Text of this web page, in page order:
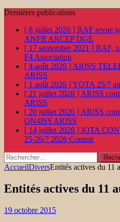
Dernières publications
[ 8 juillet 2026 ] RAF revue
ANFR ARCEP DGE
[ 17 septembre 2021 ] RAF,
F4 Association
[ 4 août 2026 ] ARISS
ARISS
[ 1 août 2026 ]YOTA 25/7
[ 21 juillet 2026 ] ARISS
ARISS
[ 20 juillet 2026 ] ARISS
ON4ISS ARISS
[ 14 juillet 2026 ] IOTA
25-26/7 2026 Contest
Rechercher :
AccueilDiversEntités actives du 11
Entités actives du 11
19 octobre 2015